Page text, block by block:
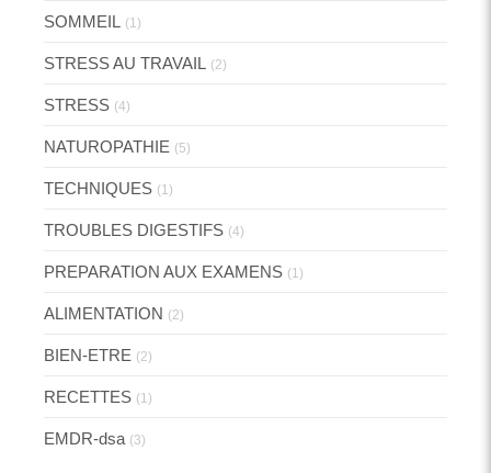
SOMMEIL (1)
STRESS AU TRAVAIL (2)
STRESS (4)
NATUROPATHIE (5)
TECHNIQUES (1)
TROUBLES DIGESTIFS (4)
PREPARATION AUX EXAMENS (1)
ALIMENTATION (2)
BIEN-ETRE (2)
RECETTES (1)
EMDR-dsa (3)